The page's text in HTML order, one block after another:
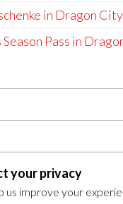
in Dragon City
Pass in
your privacy
us improve your